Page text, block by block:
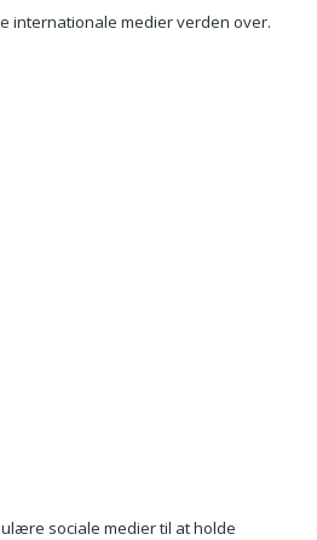
internationale medier verden over.
sociale medier til at holde